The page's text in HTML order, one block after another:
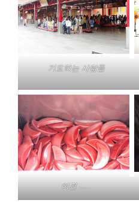
기도하는 사람들
이걸 …..